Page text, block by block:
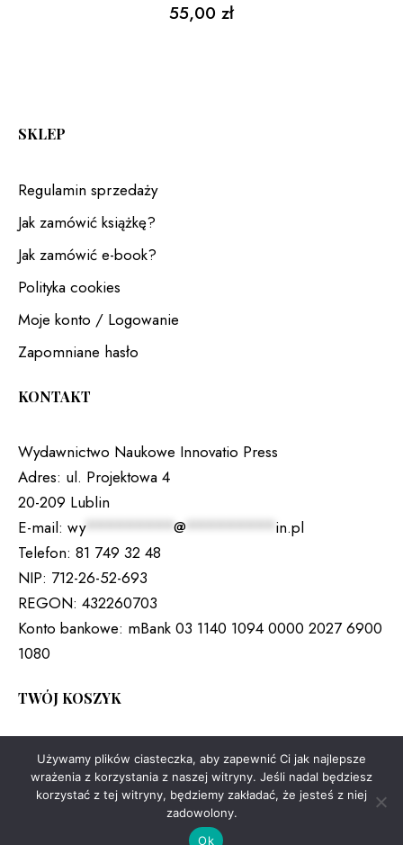
55,00 zł
SKLEP
Regulamin sprzedaży
Jak zamówić książkę?
Jak zamówić e-book?
Polityka cookies
Moje konto / Logowanie
Zapomniane hasło
KONTAKT
Wydawnictwo Naukowe Innovatio Press
Adres: ul. Projektowa 4
20-209 Lublin
E-mail: wy*********@********* in.pl
Telefon: 81 749 32 48
NIP: 712-26-52-693
REGON: 432260703
Konto bankowe: mBank 03 1140 1094 0000 2027 6900
1080
TWÓJ KOSZYK
Brak produktów w koszyku.
Copyright © 2026. All rights reserved.
Używamy plików ciasteczka, aby zapewnić Ci jak najlepsze
wrażenia z korzystania z naszej witryny. Jeśli nadal będziesz
korzystać z tej witryny, będziemy zakładać, że jesteś z niej
zadowolony.
Ok